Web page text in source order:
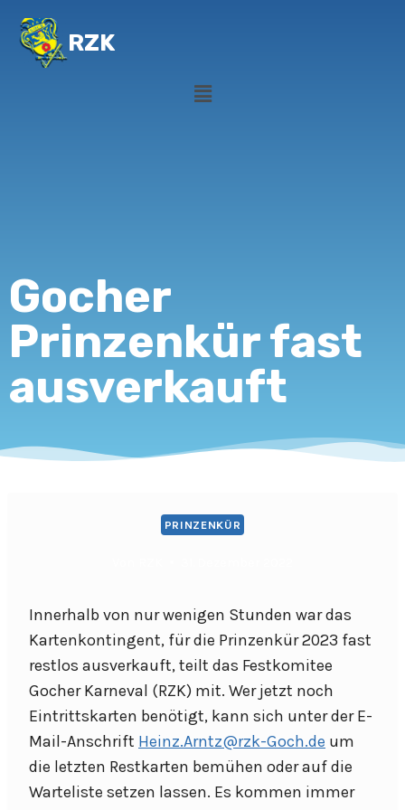
RZK
Gocher
Prinzenkür fast
ausverkauft
PRINZENKÜR
Innerhalb von nur wenigen Stunden war das
Kartenkontingent, für die Prinzenkür 2023 fast
restlos ausverkauft, teilt das Festkomitee
Gocher Karneval (RZK) mit. Wer jetzt noch
Eintrittskarten benötigt, kann sich unter der E-
Mail-Anschrift Heinz.Arntz@rzk-Goch.de um
die letzten Restkarten bemühen oder auf die
Warteliste setzen lassen. Es kommen immer